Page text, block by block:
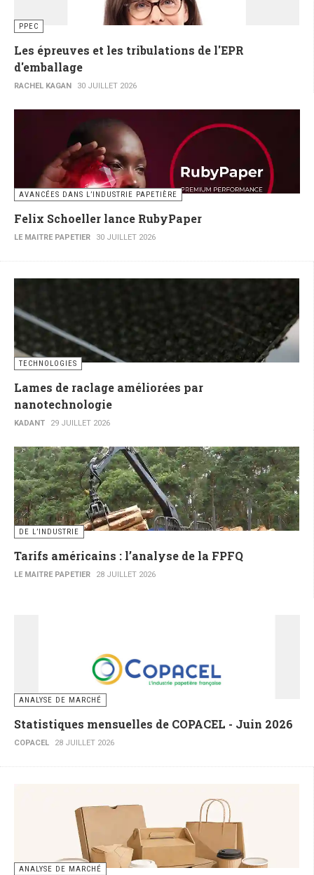
PPEC
Les épreuves et les tribulations de l'EPR
d'emballage
RACHEL KAGAN 30 JUILLET 2026
AVANCÉES DANS L’INDUSTRIE PAPETIÈRE
Felix Schoeller lance RubyPaper
LE MAITRE PAPETIER 30 JUILLET 2026
TECHNOLOGIES
Lames de raclage améliorées par
nanotechnologie
KADANT 29 JUILLET 2026
DE L’INDUSTRIE
Tarifs américains : l’analyse de la FPFQ
LE MAITRE PAPETIER 28 JUILLET 2026
ANALYSE DE MARCHÉ
Statistiques mensuelles de COPACEL - Juin 2026
COPACEL 28 JUILLET 2026
ANALYSE DE MARCHÉ